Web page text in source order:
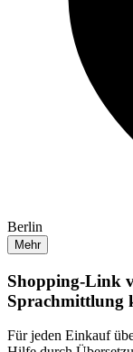
Berlin
Mehr
Shopping-Link
Sprachmittlung
Für jeden Einkauf